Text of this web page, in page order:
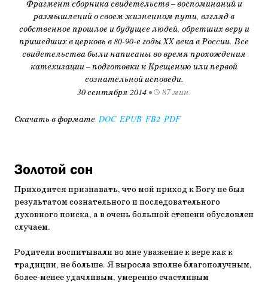
Фрагмент сборника свидетельств – воспоминаний и
размышлений о своем жизненном пути, взгляд в
собственное прошлое и будущее людей, обретших веру и
пришедших в церковь в 80-90-е годы XX века в России. Все
свидетельства были написаны во время прохождения
катехизации – подготовки к Крещению или первой
сознательной исповеди.
30 сентября 2014• 87 мин.
Скачать в формате DOC EPUB FB2 PDF
Золотой сон
Приходится признавать, что мой приход к Богу не был
результатом сознательного и последовательного
духовного поиска, а в очень большой степени обусловлен
случаем.
Родители воспитывали во мне уважение к вере как к
традиции, не больше. Я выросла вполне благополучным,
более-менее удачливым, умеренно счастливым